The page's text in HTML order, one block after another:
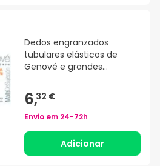
Dedos engranzados
tubulares elásticos de
Genové e grandes
6,32 €
Envio em 24-72h
Adicionar